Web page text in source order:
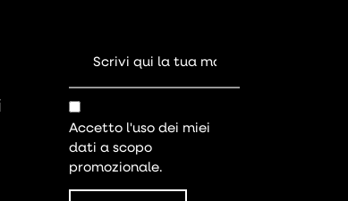
Accetto l'uso dei miei
dati a scopo
promozionale.